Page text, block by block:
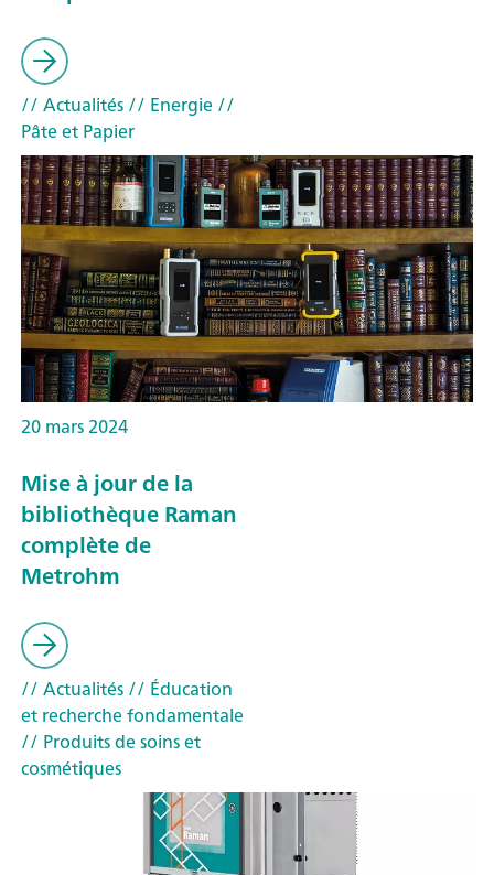
// Actualités// Energie//
Pâte et Papier
20 mars 2024
Mise à jour de la
bibliothèque Raman
complète de
Metrohm
// Actualités// Éducation
et recherche fondamentale
// Produits de soins et
cosmétiques